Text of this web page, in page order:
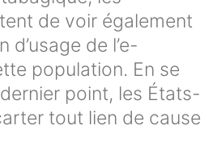
de voir également
de l’e-
population. En se
point, les États-
tout lien de cause